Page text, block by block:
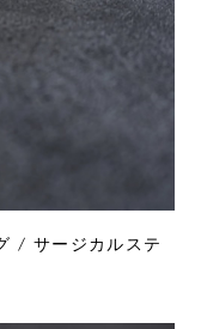
/ サージカルステ